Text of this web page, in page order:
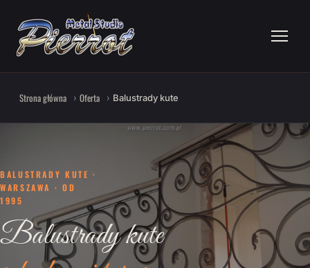
Strona główna Oferta Balustrady kute
BALUSTRADY KUTE ·
WARSZAWA · OD
1995
Balustrady kute